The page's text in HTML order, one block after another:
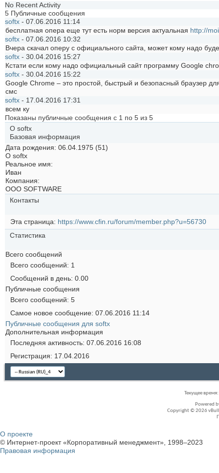
No Recent Activity
5 Публичные сообщения
softx - 07.06.2016 11:14
бесплатная опера еще тут есть норм версия актуальная http://
softx - 07.06.2016 10:32
Вчера скачал оперу с официального сайта, может кому надо
softx - 30.04.2016 15:27
Кстати если кому надо официальный сайт программу Google
softx - 30.04.2016 15:22
Google Chrome – это простой, быстрый и безопасный браузер
смс
softx - 17.04.2016 17:31
всем ку
Показаны публичные сообщения с 1 по 5 из 5
О softx
Базовая информация
Дата рождения 06.04.1975 (51)
О softx
Реальное имя:
Иван
Компания:
ООО SOFTWARE
Контакты
Эта страница
https://www.cfin.ru/forum/member.php?u=56730
Статистика
Всего сообщений
Всего сообщений
1
Сообщений в день 0.00
Публичные сообщения
Всего сообщений 5
Самое новое сообщение 07.06.2016 11:14
Публичные сообщения для softx
Дополнительная информация
Последняя активность 07.06.2016 16:08
Регистрация
17.04.2016
Текущее время:
Powered
Copyright © 2026
О проекте
© Интернет-проект «Корпоративный менеджмент», 1998–2023
Правовая информация